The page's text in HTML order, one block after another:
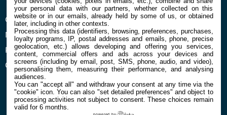
Confidentialité et Cookies
Mentions légales et CGU
Préférences Cookies
Qui sommes nous
Contact
your personal data with our partners, whether collected on this
website or in our emails, already held by some of us, or obtained
later, including in other contexts.
Processing this data (identifiers, browsing, preferences, purchases,
loyalty programs, IP, postal addresses and emails, phone, precise
geolocation, etc.) allows developing and offering you services,
content, commercial offers and ads across your devices and
screens (including by email, post, SMS, phone, audio, and video),
personalising them, measuring their performance, and analysing
audiences.
You can "accept all" and withdraw your consent at any time via the
"cookie" icon. You can also "set detailed preferences" and object to
processing activities not subject to consent. These choices remain
valid for 6 months.
powered by